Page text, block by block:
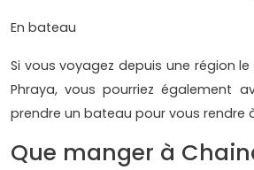
En bateau
Si vous voyagez depuis une région
Phraya, vous pourriez également
prendre un bateau pour vous rendre
Que manger à